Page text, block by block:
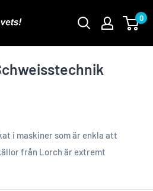
0
i maskiner som är enkla att
från Lorch är extremt